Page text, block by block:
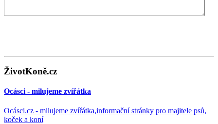
ŽivotKoně.cz
Ocásci - milujeme zvířátka
Ocásci.cz - milujeme zvířátka,informační stránky pro majitele psů,
koček a koní